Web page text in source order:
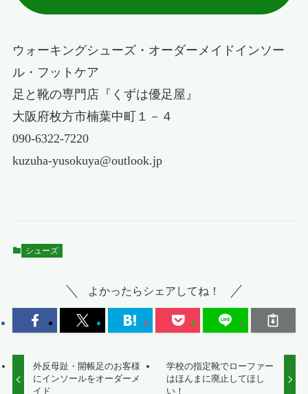
ウォーキングシューズ・オーダーメイドインソー
ル・フットケア
足と靴の専門店『くずは優足屋』
大阪府枚方市楠葉中町１－４
090-6322-7220
kuzuha-yusokuya@outlook.jp
シューズ
よかったらシェアしてね！
外反母趾・開帳足のお客様
にインソールをオーダーメ
イド
学校の指定靴でローファー
はほんまに廃止してほし
い！